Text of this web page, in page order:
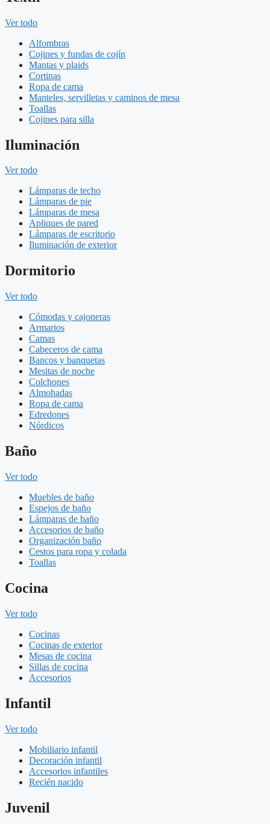
Ver todo
Alfombras
Cojines y fundas de cojín
Mantas y plaids
Cortinas
Ropa de cama
Manteles, servilletas y caminos de mesa
Toallas
Cojines para silla
Iluminación
Ver todo
Lámparas de techo
Lámparas de pie
Lámparas de mesa
Apliques de pared
Lámparas de escritorio
Iluminación de exterior
Dormitorio
Ver todo
Cómodas y cajoneras
Armarios
Camas
Cabeceros de cama
Bancos y banquetas
Mesitas de noche
Colchones
Almohadas
Ropa de cama
Edredones
Nórdicos
Baño
Ver todo
Muebles de baño
Espejos de baño
Lámparas de baño
Accesorios de baño
Organización baño
Cestos para ropa y colada
Toallas
Cocina
Ver todo
Cocinas
Cocinas de exterior
Mesas de cocina
Sillas de cocina
Accesorios
Infantil
Ver todo
Mobiliario infantil
Decoración infantil
Accesorios infantiles
Recién nacido
Juvenil